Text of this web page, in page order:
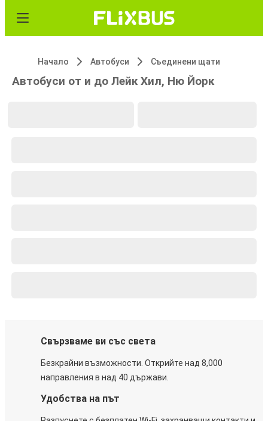
Начало Автобуси Съединени щати
Автобуси от и до Лейк Хил, Ню Йорк
Свързваме ви със света
Безкрайни възможности. Открийте над 8,000
направления в над 40 държави.
Удобства на път